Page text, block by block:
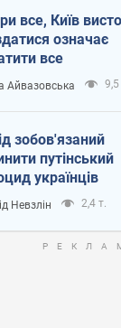
все, Київ
означає
все
Айвазовська 9,5
зобов'язаний
путінський
українців
Невзлін 2,4 т.